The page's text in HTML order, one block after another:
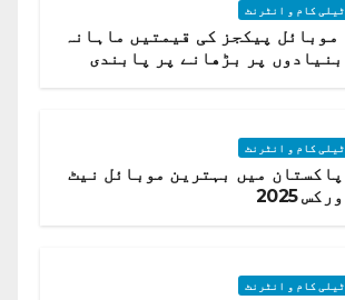
ٹیلی کام و انٹرنٹ
موبائل پیکجز کی قیمتیں ماہانہ
بنیادوں پر بڑھانے پر پابندی
ٹیلی کام و انٹرنٹ
پاکستان میں بہترین موبائل نیٹ
ورکس 2025
ٹیلی کام و انٹرنٹ